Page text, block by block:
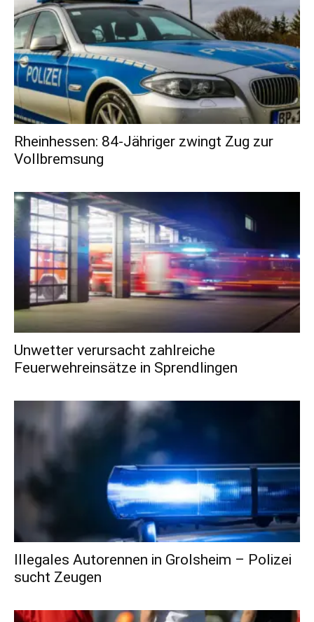
Rheinhessen: 84-Jähriger zwingt Zug zur
Vollbremsung
Unwetter verursacht zahlreiche
Feuerwehreinsätze in Sprendlingen
Illegales Autorennen in Grolsheim – Polizei
sucht Zeugen